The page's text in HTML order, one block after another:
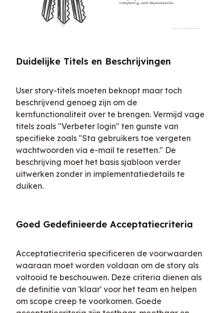
Duidelijke Titels en Beschrijvingen
User story-titels moeten beknopt maar toch
beschrijvend genoeg zijn om de
kernfunctionaliteit over te brengen. Vermijd vage
titels zoals "Verbeter login" ten gunste van
specifieke zoals "Sta gebruikers toe vergeten
wachtwoorden via e-mail te resetten." De
beschrijving moet het basis sjabloon verder
uitwerken zonder in implementatiedetails te
duiken.
Goed Gedefinieerde Acceptatiecriteria
Acceptatiecriteria specificeren de voorwaarden
waaraan moet worden voldaan om de story als
voltooid te beschouwen. Deze criteria dienen als
de definitie van 'klaar' voor het team en helpen
om scope creep te voorkomen. Goede